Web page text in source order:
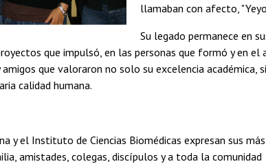
llamaban con afecto,
Su legado permanece en
que impulsó, en las personas que formó y en el
que valoraron no solo su excelencia académica,
calidad humana.
y el Instituto de Ciencias Biomédicas expresan sus
amistades, colegas, discípulos y a toda la comunidad